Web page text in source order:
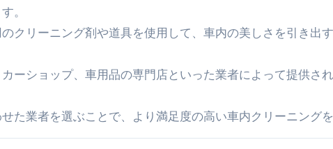
。
クリーニング剤や道具を使用して、車内の美しさを引き出
ーショップ、車用品の専門店といった業者によって提供さ
た業者を選ぶことで、より満足度の高い車内クリーニング